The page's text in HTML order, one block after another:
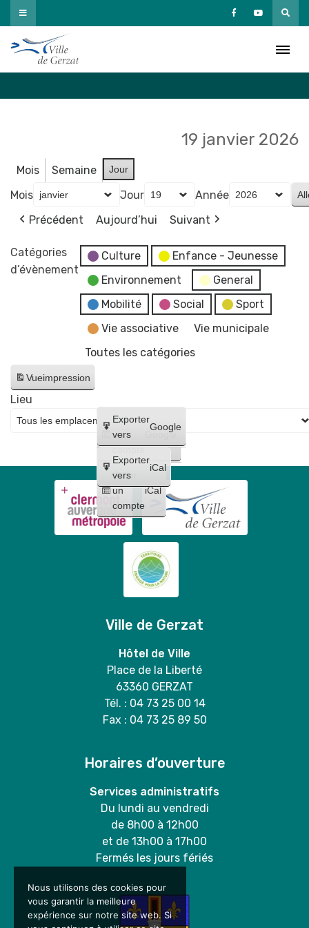
Passer
au
contenu
19 janvier 2026
Mois Semaine Jour
Mois Jour
Année
Précédent
Aujourd’hui Suivant
Catégories
d’évènement
Culture
Enfance - Jeunesse
Environnement
General
Mobilité
Social
Sport
Vie associative
Vie municipale
Toutes les catégories
Vueimpression
Créer
un
compte
Google
Créer
un
compte
iCal
Exporter
vers
Google
Exporter
vers
iCal
Lieu
Ville de Gerzat
Hôtel de Ville
Place de la Liberté
63360 GERZAT
Tél. : 04 73 25 00 14
Fax : 04 73 25 89 50
Horaires d’ouverture
Services administratifs
Du lundi au vendredi
de 8h00 à 12h00
et de 13h00 à 17h00
Fermés les jours fériés
Nous utilisons des cookies pour
vous garantir la meilleure
expérience sur notre site web. Si